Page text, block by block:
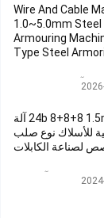
Wire And Cable
1.0~5.0mm Steel
Armouring
Type Steel
آلة الكابل المدرعة
24b 8+8+8 1.5mm آلة
للأسلاك نوع صلب
لصناعة الكابلات